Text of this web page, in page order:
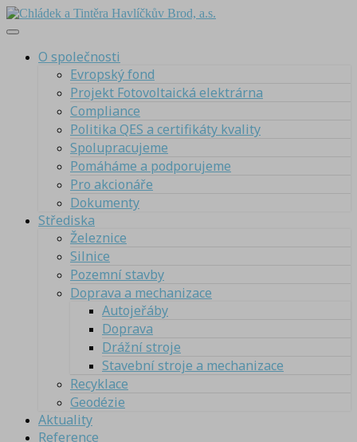
O společnosti
Evropský fond
Projekt Fotovoltaická elektrárna
Compliance
Politika QES a certifikáty kvality
Spolupracujeme
Pomáháme a podporujeme
Pro akcionáře
Dokumenty
Střediska
Železnice
Silnice
Pozemní stavby
Doprava a mechanizace
Autojeřáby
Doprava
Drážní stroje
Stavební stroje a mechanizace
Recyklace
Geodézie
Aktuality
Reference